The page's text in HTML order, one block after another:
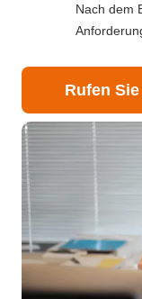
Nach dem
Rufen